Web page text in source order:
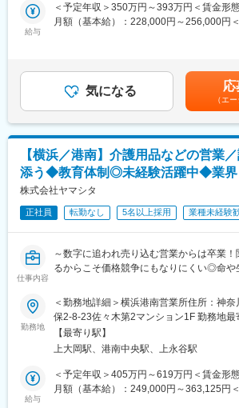
確化、年4回の昇給など)
また、男性も3割以上の方が育休を取得し
すい環境です。
■業界動向
今後さらに介護人口が増えていく中で、介
れているため、介護施設や直接介護を担う
になっていくことが懸念されています。
福祉用具のレンタルサービスは、在宅介護
方の7割近くが利用している重要な社会イ
変更の範囲：本文参照
■具体的には
して使っていただけるよう丁寧に使用方
※拠点営業所の倉庫からワンボックス車（
※訪問件数は1日5～8件、1件30分～1時間
・介護ベッド、車いす、歩行器などの福
※30kgを超える商品もあり、重い商品は日
ます
■1日の流れ※一例
9:00 朝礼
10:00 新規納品（営業同行）
11:00 交換納品
11:45 ベッドの引き取りと納品
13:00 昼食
14:30 新規納品
15:30 交換納品
16:00 急遽新規納品（営業同行）
17:00 営業所へ
■キャリア
給与
＜予定年収＞350万円～393万円＜賃金形
月額（基本給）：228,000円～256,000円
支給■昇給：年1回■賞与：年2回（約2.5カ
も目安の金額であり、選考を通じて上下す
月給(月額)は固定手当を含めた表記です。
気になる 応
（エ
【横浜／港南】介護用品などの営業
添う◆教育体制◎未経験活躍中◆業界
株式会社ヤマシタ
正社員 転勤なし 5名以上採用 業種未経験
仕事内容
～数字に追われ売り込む営業からは卒業
るからこそ価格競争にもなりにくい◎命や
◇自動車ディーラーや保険営業など、他業
実の研修制度
◇生成AIを活用し再現性の高い営業が可能
く、且つ質の高いサービスを提供
◇成果とプロセスが評価される明確な評価
の昇進・昇格制度により、スピード感をも
能
勤務地
＜勤務地詳細＞横浜港南営業所住所：神
保2-8-23佐々木第2マンション1F 勤務地最
／上大岡駅受動喫煙対策：屋内全面禁煙変
【最寄り駅】
上大岡駅、港南中央駅、上永谷駅
給与
＜予定年収＞405万円～619万円＜賃金形
月額（基本給）：249,000円～363,125円